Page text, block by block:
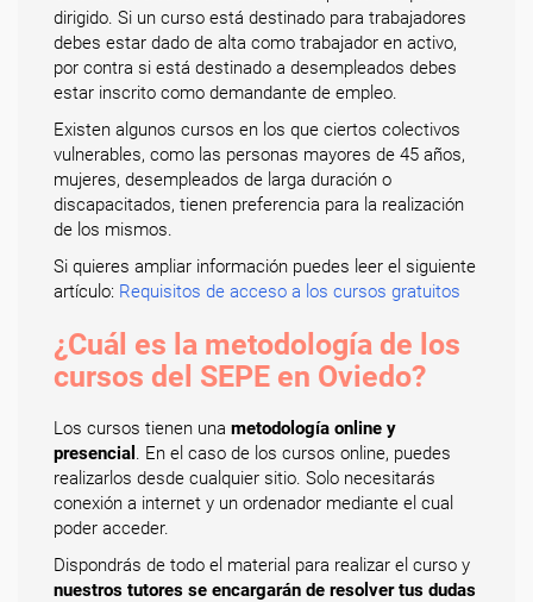
dirigido. Si un curso está destinado para trabajadores
debes estar dado de alta como trabajador en activo,
por contra si está destinado a desempleados debes
estar inscrito como demandante de empleo.
Existen algunos cursos en los que ciertos colectivos
vulnerables, como las personas mayores de 45 años,
mujeres, desempleados de larga duración o
discapacitados, tienen preferencia para la realización
de los mismos.
Si quieres ampliar información puedes leer el siguiente
artículo: Requisitos de acceso a los cursos gratuitos
¿Cuál es la metodología de los
cursos del SEPE en Oviedo?
Los cursos tienen una metodología online y
presencial . En el caso de los cursos online, puedes
realizarlos desde cualquier sitio. Solo necesitarás
conexión a internet y un ordenador mediante el cual
poder acceder.
Dispondrás de todo el material para realizar el curso y
nuestros tutores se encargarán de resolver tus dudas